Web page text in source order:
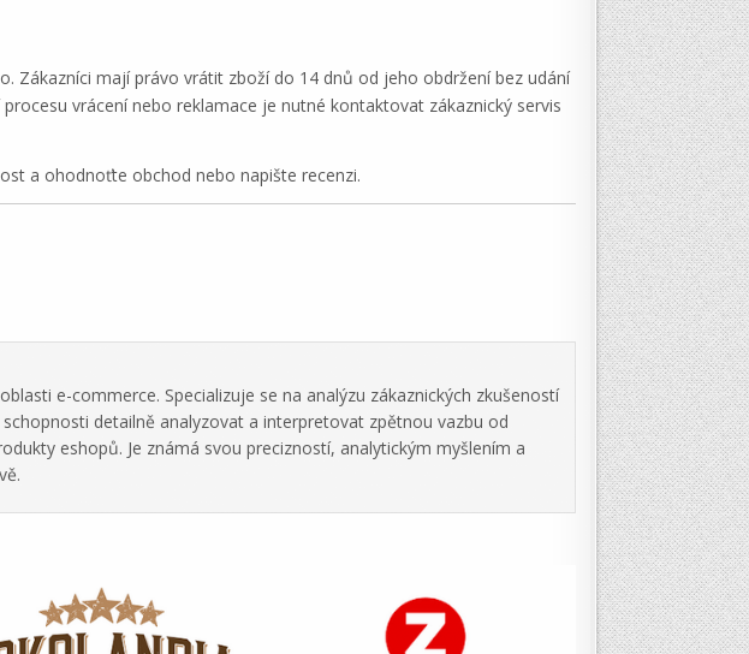
Zákazníci mají právo vrátit zboží do 14 dnů od jeho obdržení bez udání
vrácení nebo reklamace je nutné kontaktovat zákaznický servis
a ohodnoťte obchod nebo napište recenzi.
e-commerce. Specializuje se na analýzu zákaznických zkušeností
detailně analyzovat a interpretovat zpětnou vazbu od
eshopů. Je známá svou precizností, analytickým myšlením a